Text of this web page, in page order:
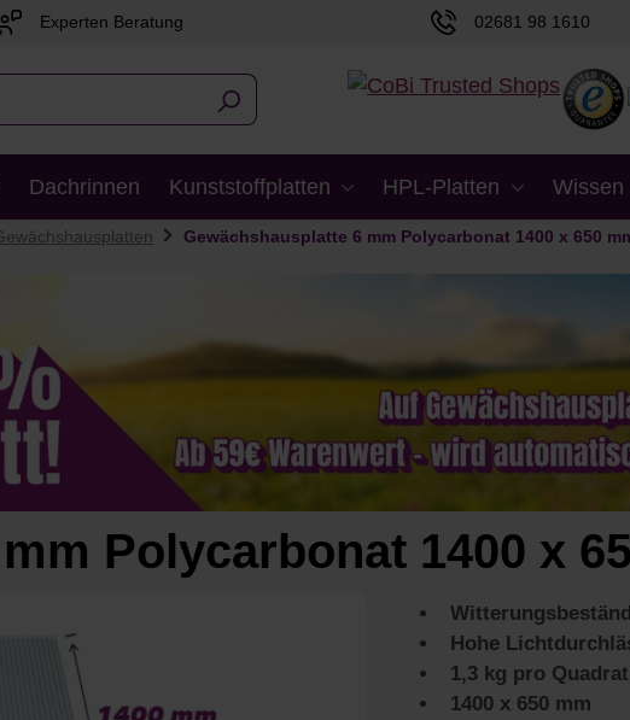
Experten Beratung 02681 98 1610
Dachrinnen Kunststoffplatten HPL-Platten Wissen
Gewächshausplatte 6 mm Polycarbonat 1400 x 650
Polycarbonat 1400 x
Hohe
1,3 kg pro
1400 x 650 mm